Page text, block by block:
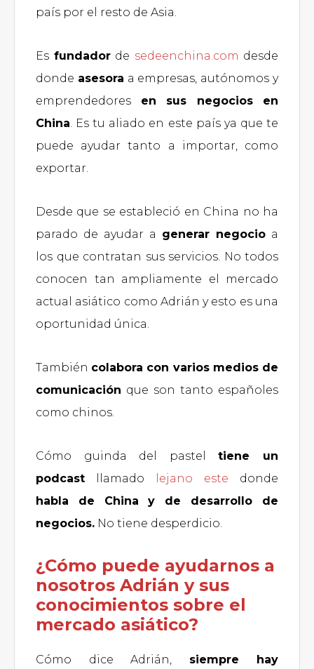
país por el resto de Asia.
Es fundadorde sedeenchina.com desde
donde asesora a empresas, autónomos y
emprendedores en sus negocios en
China. Es tu aliado en este país ya que te
puede ayudar tanto a importar, como
exportar.
Desde que se estableció en China no ha
parado de ayudar a generar negocio a
los que contratan sus servicios. No todos
conocen tan ampliamente el mercado
actual asiático como Adrián y esto es una
oportunidad única.
También colabora con varios medios de
comunicación que son tanto españoles
como chinos.
Cómo guinda del pasteltiene un
podcast llamado lejano este donde
habla de China y de desarrollo de
negocios. No tiene desperdicio.
¿Cómo puede ayudarnos a
nosotros Adrián y sus
conocimientos sobre el
mercado asiático?
Cómo dice Adrián, siempre hay